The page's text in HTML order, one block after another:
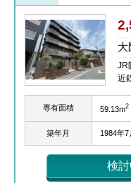
大
JR
近
専有面積 59.13m2
築年月 1984年7
検